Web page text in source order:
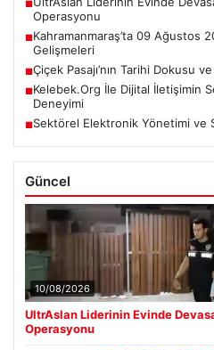
■
Operasyonu
■Kahramanmaraş’ta 09 Ağustos
Gelişmeleri
■Çiçek Pasajı’nın Tarihi Dokusu
■Kelebek.Org İle Dijital İletişimin
Deneyimi
■Sektörel Elektronik Yönetimi ve
Güncel
10/08/2026
UltrAslan Liderinin Evinde
Operasyonu